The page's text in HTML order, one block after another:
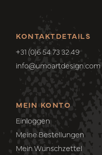
KONTAKTDETAILS
+31 (0)6 54 73 32 49
info@umoartdesign.com
MEIN KONTO
Einloggen
Meine Bestellungen
Mein Wunschzettel